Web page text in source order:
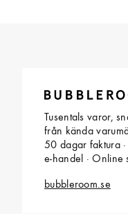
Tusentals varor,
från kända
50 dagar faktura ·
e-handel · Online
bubbleroom.se